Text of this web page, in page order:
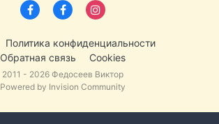
Политика конфиденциальности
Обратная связь
Cookies
2011 - 2026 Федосеев Виктор
Powered by Invision Community